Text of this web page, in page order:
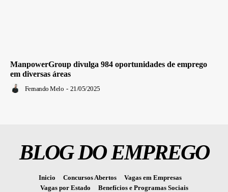
ManpowerGroup divulga 984 oportunidades de emprego
em diversas áreas
Fernando Melo - 21/05/2025
BLOG DO EMPREGO
Inicio Concursos Abertos
Vagas em Empresas
Vagas por Estado
Benefícios e Programas Sociais